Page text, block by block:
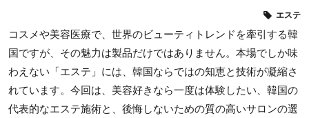
エステ
コスメや美容医療で、世界のビューティトレンドを牽引する韓
国ですが、その魅力は製品だけではありません。本場でしか味
わえない「エステ」には、韓国ならではの知恵と技術が凝縮さ
れています。今回は、美容好きなら一度は体験したい、韓国の
代表的なエステ施術と、後悔しないための質の高いサロンの選